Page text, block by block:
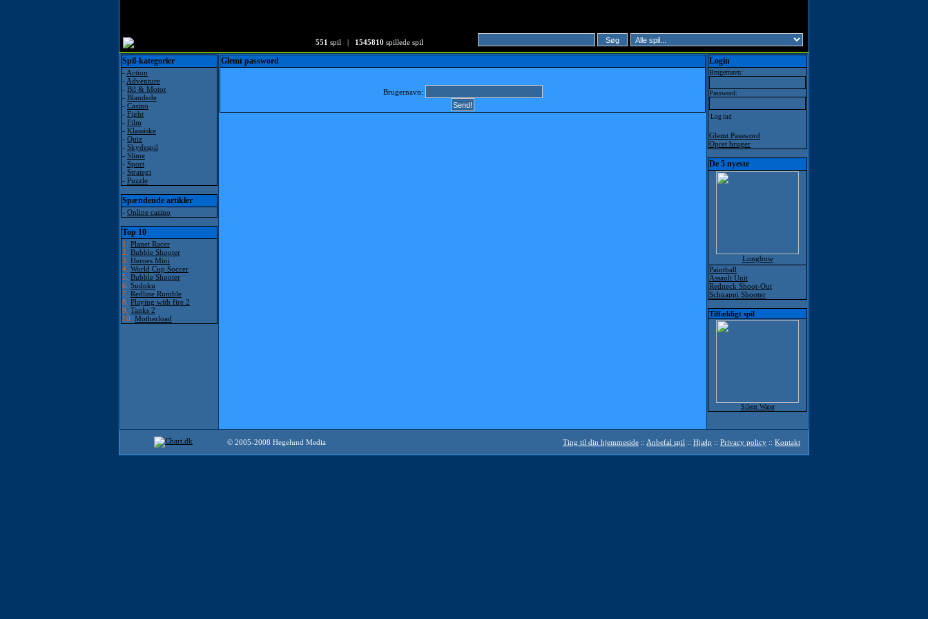
551 spil | 1545810 spillede spil
Spil-kategorier
- Action
- Adventure
- Bil & Motor
- Blandede
- Casino
- Fight
- Film
- Klassiske
- Quiz
- Skydespil
- Slime
- Sport
- Strategi
- Puzzle
Spændende artikler
- Online casino
Top 10
1.
Planet Racer
2. Bubble Shooter
3. Heroes Mini
4. World Cup Soccer
5. Bubble Shooter
6. Sudoku
7. Redline Rumble
8. Playing with fire 2
9. Tanks 2
10. Motherload
Glemt password
Brugernavn:
Login
Brugernavn:
Password:
Glemt Password
Opret bruger
De 5 nyeste
Longbow
Paintball
Assault Unit
Redneck Shoot-Out
Schnappi Shooter
Tilfældigt spil
Silent Water
© 2005-2008 Hegelund Media Ting til din hjemmeside :: Anbefal spil :: Hjælp :: Privacy policy :: Kontakt